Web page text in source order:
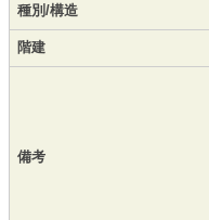
種別/構造
階建
備考